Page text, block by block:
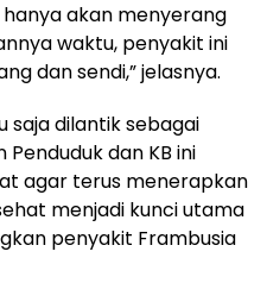
hanya akan menyerang
waktu, penyakit ini
dan sendi,” jelasnya.
saja dilantik sebagai
dan KB ini
agar terus menerapkan
menjadi kunci utama
penyakit Frambusia